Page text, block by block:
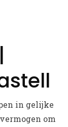
in gelijke
om